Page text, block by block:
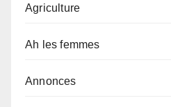
Agriculture
Ah les femmes
Annonces